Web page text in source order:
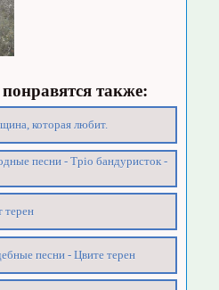
также:
которая любит.
песни - Трiо бандуристок -
терен
песни - Цвите терен